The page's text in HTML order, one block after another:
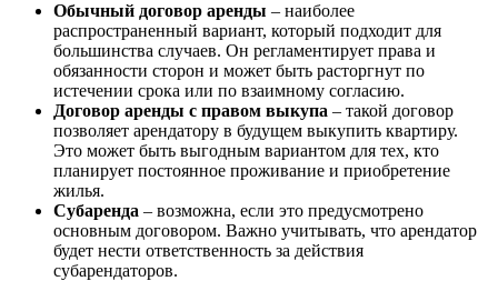
Обычный договор аренды – наиболее
распространенный вариант, который подходит для
большинства случаев. Он регламентирует права и
обязанности сторон и может быть расторгнут по
истечении срока или по взаимному согласию.
Договор аренды с правом выкупа – такой договор
позволяет арендатору в будущем выкупить квартиру.
Это может быть выгодным вариантом для тех, кто
планирует постоянное проживание и приобретение
жилья.
Субаренда – возможна, если это предусмотрено
основным договором. Важно учитывать, что арендатор
будет нести ответственность за действия
субарендаторов.